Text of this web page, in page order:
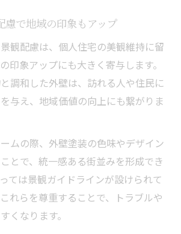
慮で地域の印象もアップ
観配慮は、個人住宅の美観維持に留
印象アップにも大きく寄与します。
調和した外壁は、訪れる人や住民に
与え、地域価値の向上にも繋がりま
ムの際、外壁塗装の色味やデザイン
とで、統一感ある街並みを形成でき
ては景観ガイドラインが設けられて
れらを尊重することで、トラブルや
くなります。